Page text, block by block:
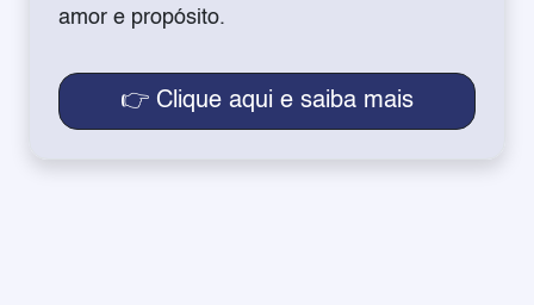
amor e propósito.
👉 Clique aqui e saiba mais